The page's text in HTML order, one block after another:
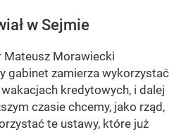
w Sejmie
Mateusz Morawiecki
gabinet zamierza wykorzystać
kredytowych, i dalej
czasie chcemy, jako rząd,
te ustawy, które już